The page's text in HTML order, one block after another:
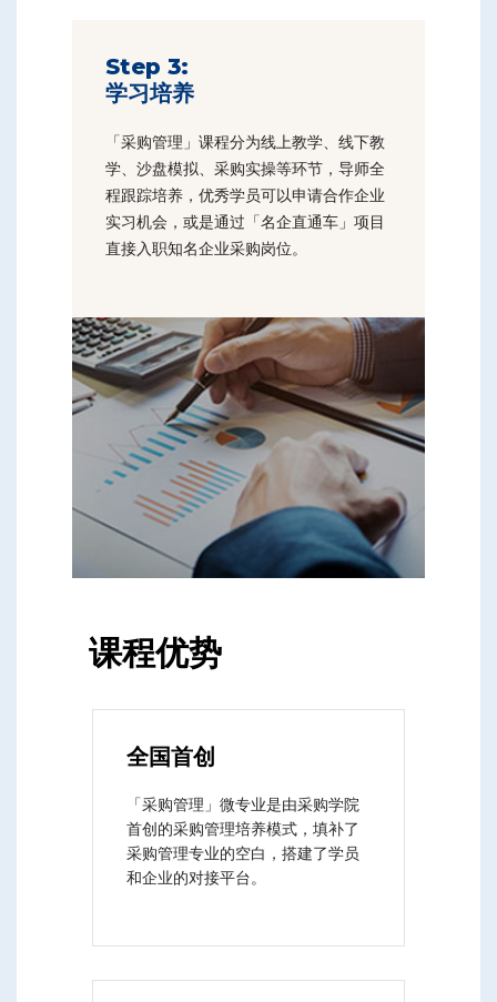
Step 3:
学习培养
「采购管理」课程分为线上教学、线下教
学、沙盘模拟、采购实操等环节，导师全
程跟踪培养，优秀学员可以申请合作企业
实习机会，或是通过「名企直通车」项目
直接入职知名企业采购岗位。
课程优势
全国首创
「采购管理」微专业是由采购学院
首创的采购管理培养模式，填补了
采购管理专业的空白，搭建了学员
和企业的对接平台。